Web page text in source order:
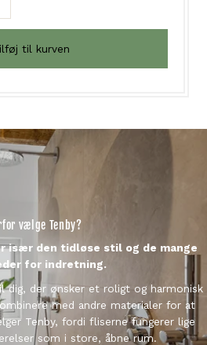
vælge Tenby?
især den tidløse stil og de mange
for indretning.
dig, der ønsker et roligt og harmonisk
med andre materialer for at
Tenby, fordi fliserne fungerer lige
som i store, åbne rum.